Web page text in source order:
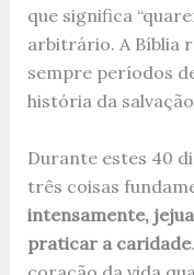
que significa
arbitrário. A Bíblia
sempre períodos
história da
Durante estes 40
três coisas
intensamente,
praticar a caridade